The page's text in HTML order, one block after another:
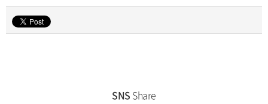
SNS Share